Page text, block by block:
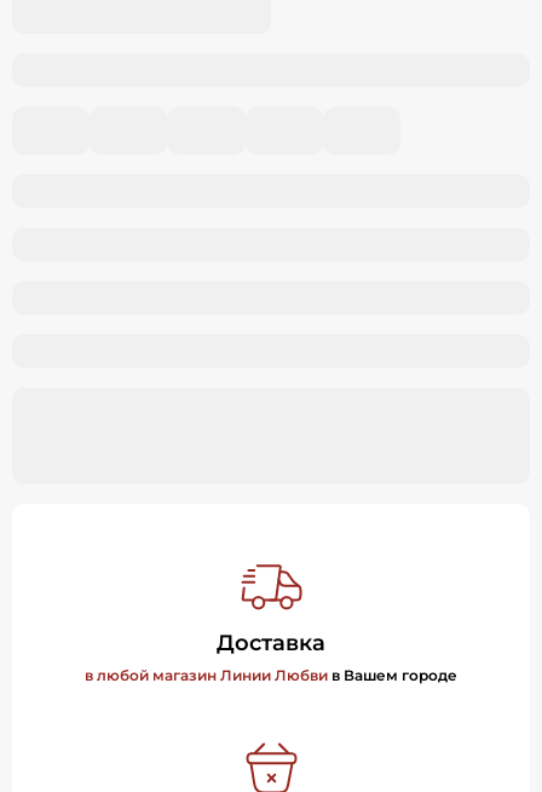
Доставка
в любой магазин Линии Любви в Вашем городе